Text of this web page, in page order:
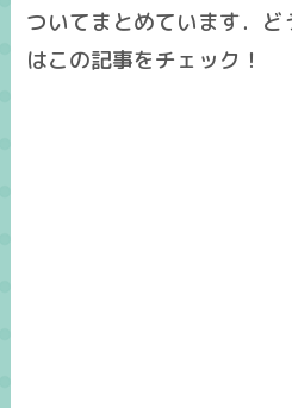
ついてまとめています．
はこの記事をチェック！